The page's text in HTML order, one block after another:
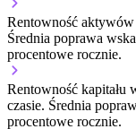
Rentowność
Średnia poprawa
procentowe rocznie.
Rentowność kapitału
czasie. Średnia
procentowe rocznie.